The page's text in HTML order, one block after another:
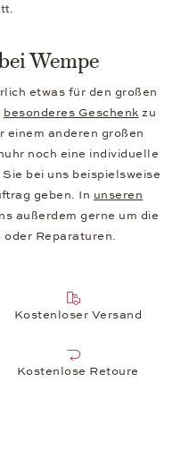
Wempe
etwas für den großen
besonderes Geschenk zu
einem anderen großen
noch eine individuelle
bei uns beispielsweise
geben. In unseren
außerdem gerne um die
Reparaturen.
Kostenloser Versand
Kostenlose Retoure